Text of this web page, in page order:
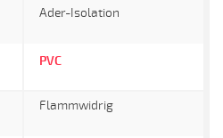
Ader-Isolation
PVC
Flammwidrig